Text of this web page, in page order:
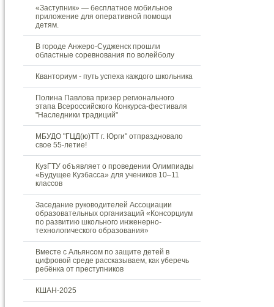
«Заступник» — бесплатное мобильное
приложение для оперативной помощи
детям.
В городе Анжеро-Судженск прошли
областные соревнования по волейболу
Кванториум - путь успеха каждого школьника
Полина Павлова призер регионального
этапа Всероссийского Конкурса-фестиваля
"Наследники традиций"
МБУДО "ГЦД(ю)ТТ г. Юрги" отпраздновало
свое 55-летие!
КузГТУ объявляет о проведении Олимпиады
«Будущее Кузбасса» для учеников 10–11
классов
Заседание руководителей Ассоциации
образовательных организаций «Консорциум
по развитию школьного инженерно-
технологического образования»
Вместе с Альянсом по защите детей в
цифровой среде рассказываем, как уберечь
ребёнка от преступников
КШАН-2025